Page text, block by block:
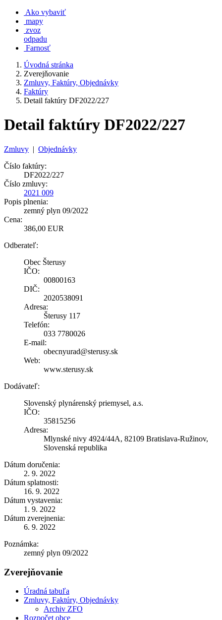
Ako vybaviť
mapy
zvoz
odpadu
Farnosť
Úvodná stránka
Zverejňovanie
Zmluvy, Faktúry, Objednávky
Faktúry
Detail faktúry DF2022/227
Detail faktúry DF2022/227
Zmluvy | Objednávky
Číslo faktúry:
DF2022/227
Číslo zmluvy:
2021 009
Popis plnenia:
zemný plyn 09/2022
Cena:
386,00 EUR
Odberateľ:
Obec Šterusy
IČO:
00800163
DIČ:
2020538091
Adresa:
Šterusy 117
Telefón:
033 7780026
E-mail:
obecnyurad@sterusy.sk
Web:
www.sterusy.sk
Dodávateľ:
Slovenský plynárenský priemysel, a.s.
IČO:
35815256
Adresa:
Mlynské nivy 4924/44A, 82109 Bratislava-Ružinov,
Slovenská republika
Dátum doručenia:
2. 9. 2022
Dátum splatnosti:
16. 9. 2022
Dátum vystavenia:
1. 9. 2022
Dátum zverejnenia:
6. 9. 2022
Poznámka:
zemný plyn 09/2022
Zverejňovanie
Úradná tabuľa
Zmluvy, Faktúry, Objednávky
Archiv ZFO
Rozpočet obce